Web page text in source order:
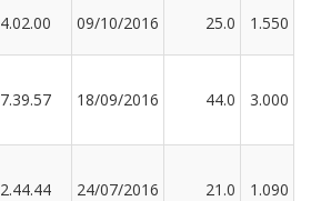
4.02.00 09/10/2016 25.0 1.550
7.39.57 18/09/2016 44.0 3.000
2.44.44 24/07/2016 21.0 1.090